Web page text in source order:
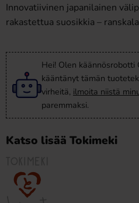
Innovatiivinen japanilainen
rakastettua suosikkia –
Hei! Olen käännösrobotti
kääntänyt tämän
virheitä, ilmoita niistä
paremmaksi.
Katso lisää Tokimeki